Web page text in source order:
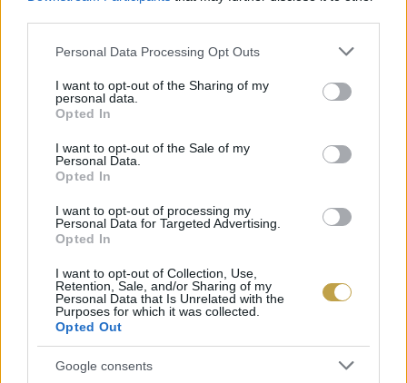
Please note that this website/app uses one or more Google
not limited to your visit or usage behaviour. You may click to
grant or deny consent to Google and its third-party tags to
use your data for below specified purposes in below Google
consent section.
Personal Data Processing Opt Outs
I want to opt-out of the Sharing of my
personal data.
Opted In
I want to opt-out of the Sale of my
Personal Data.
Opted In
I want to opt-out of processing my
Personal Data for Targeted Advertising.
Opted In
I want to opt-out of Collection, Use,
Retention, Sale, and/or Sharing of my
Personal Data that Is Unrelated with the
Purposes for which it was collected.
Opted Out
Google consents
EZÉRT NE TÁROLJUK BONTATLAN BORT A
HŰTŐBEN!
A bor megfelelő hűtése fontos, viszont nem olyan egyszerű